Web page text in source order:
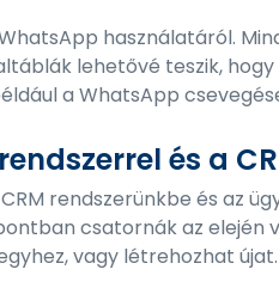
használatáról.
lehetővé teszik,
a WhatsApp
és a
rendszerünkbe és az
csatornák az
vagy létrehozhat